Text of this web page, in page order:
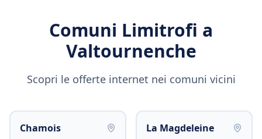
Comuni Limitrofi a
Valtournenche
Scopri le offerte internet nei comuni vicini
Chamois La Magdeleine